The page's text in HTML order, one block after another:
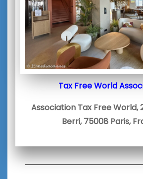
Tax Free World
Association Tax Free World,
Berri, 75008 Paris,